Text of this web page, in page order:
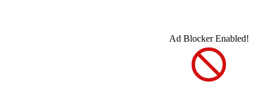
Ad Blocker Enabled!